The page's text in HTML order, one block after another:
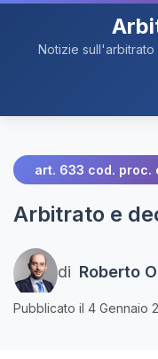
Notizie sull'arbitrato
art. 633 cod. proc.
Arbitrato e
di Roberto
Pubblicato il 4 Gennaio